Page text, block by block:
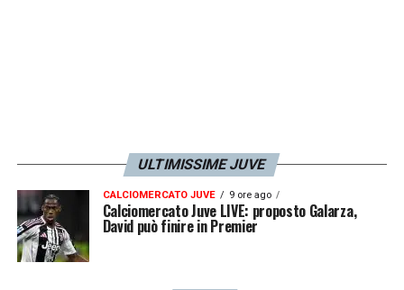
LA PLAYLIST DELLE NOSTRE TOP NEWS
ULTIMISSIME JUVE
CALCIOMERCATO JUVE 9 ore ago
Calciomercato Juve LIVE: proposto Galarza,
David può finire in Premier